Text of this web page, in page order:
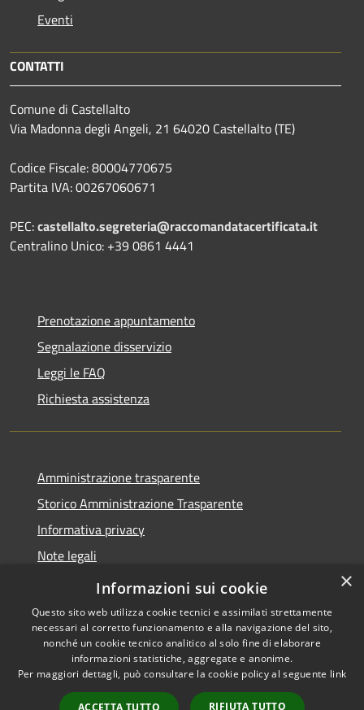
Eventi
CONTATTI
Comune di Castellalto
Via Madonna degli Angeli, 21 64020 Castellalto (TE)
Codice Fiscale: 80004770675
Partita IVA: 00267060671
PEC:castellalto.segreteria@raccomandatacertificata.it
Centralino Unico: +39 0861 4441
Prenotazione appuntamento
Segnalazione disservizio
Leggi le FAQ
Richiesta assistenza
Amministrazione trasparente
Storico Amministrazione Trasparente
Informativa privacy
Note legali
Dichiarazione di accessibilità
Accessibilità
Copyright © 2026 • Comune di
Castellalto • Powered by
Municipium• Accesso
×
Informazioni sui cookie
Questo sito web utilizza cookie tecnici e assimilati strettamente
necessari al corretto funzionamento e alla navigazione del sito,
nonché un cookie tecnico analitico al solo fine di elaborare
informazioni statistiche, aggregate e anonime.
Per maggiori dettagli, può consultare la cookie policy al seguente link
ACCETTA TUTTO RIFIUTA TUTTO